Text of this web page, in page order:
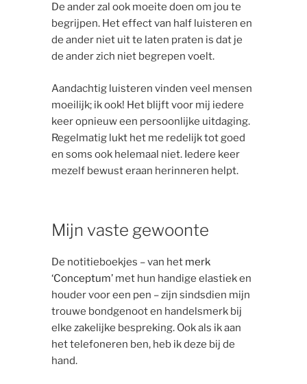
De ander zal ook moeite doen om jou te
begrijpen. Het effect van half luisteren en
de ander niet uit te laten praten is dat je
de ander zich niet begrepen voelt.
Aandachtig luisteren vinden veel mensen
moeilijk; ik ook! Het blijft voor mij iedere
keer opnieuw een persoonlijke uitdaging.
Regelmatig lukt het me redelijk tot goed
en soms ook helemaal niet. Iedere keer
mezelf bewust eraan herinneren helpt.
Mijn vaste gewoonte
De notitieboekjes – van het merk
‘Conceptum’ met hun handige elastiek en
houder voor een pen – zijn sindsdien mijn
trouwe bondgenoot en handelsmerk bij
elke zakelijke bespreking. Ook als ik aan
het telefoneren ben, heb ik deze bij de
hand.